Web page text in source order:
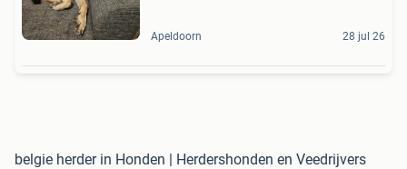
Apeldoorn 28 jul 26
belgie herder in Honden | Herdershonden en Veedrijvers